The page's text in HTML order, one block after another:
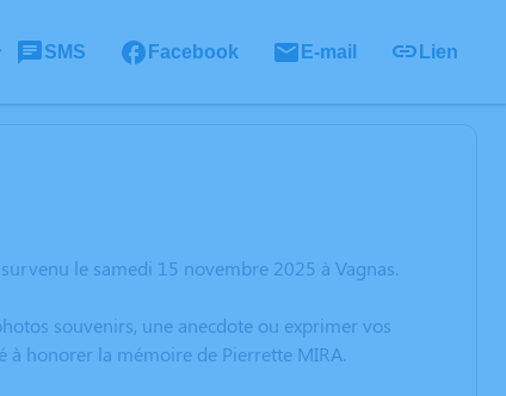
SMS Facebook E-mail Lien
le samedi 15 novembre 2025 à Vagnas.
souvenirs, une anecdote ou exprimer vos
à honorer la mémoire de Pierrette MIRA.